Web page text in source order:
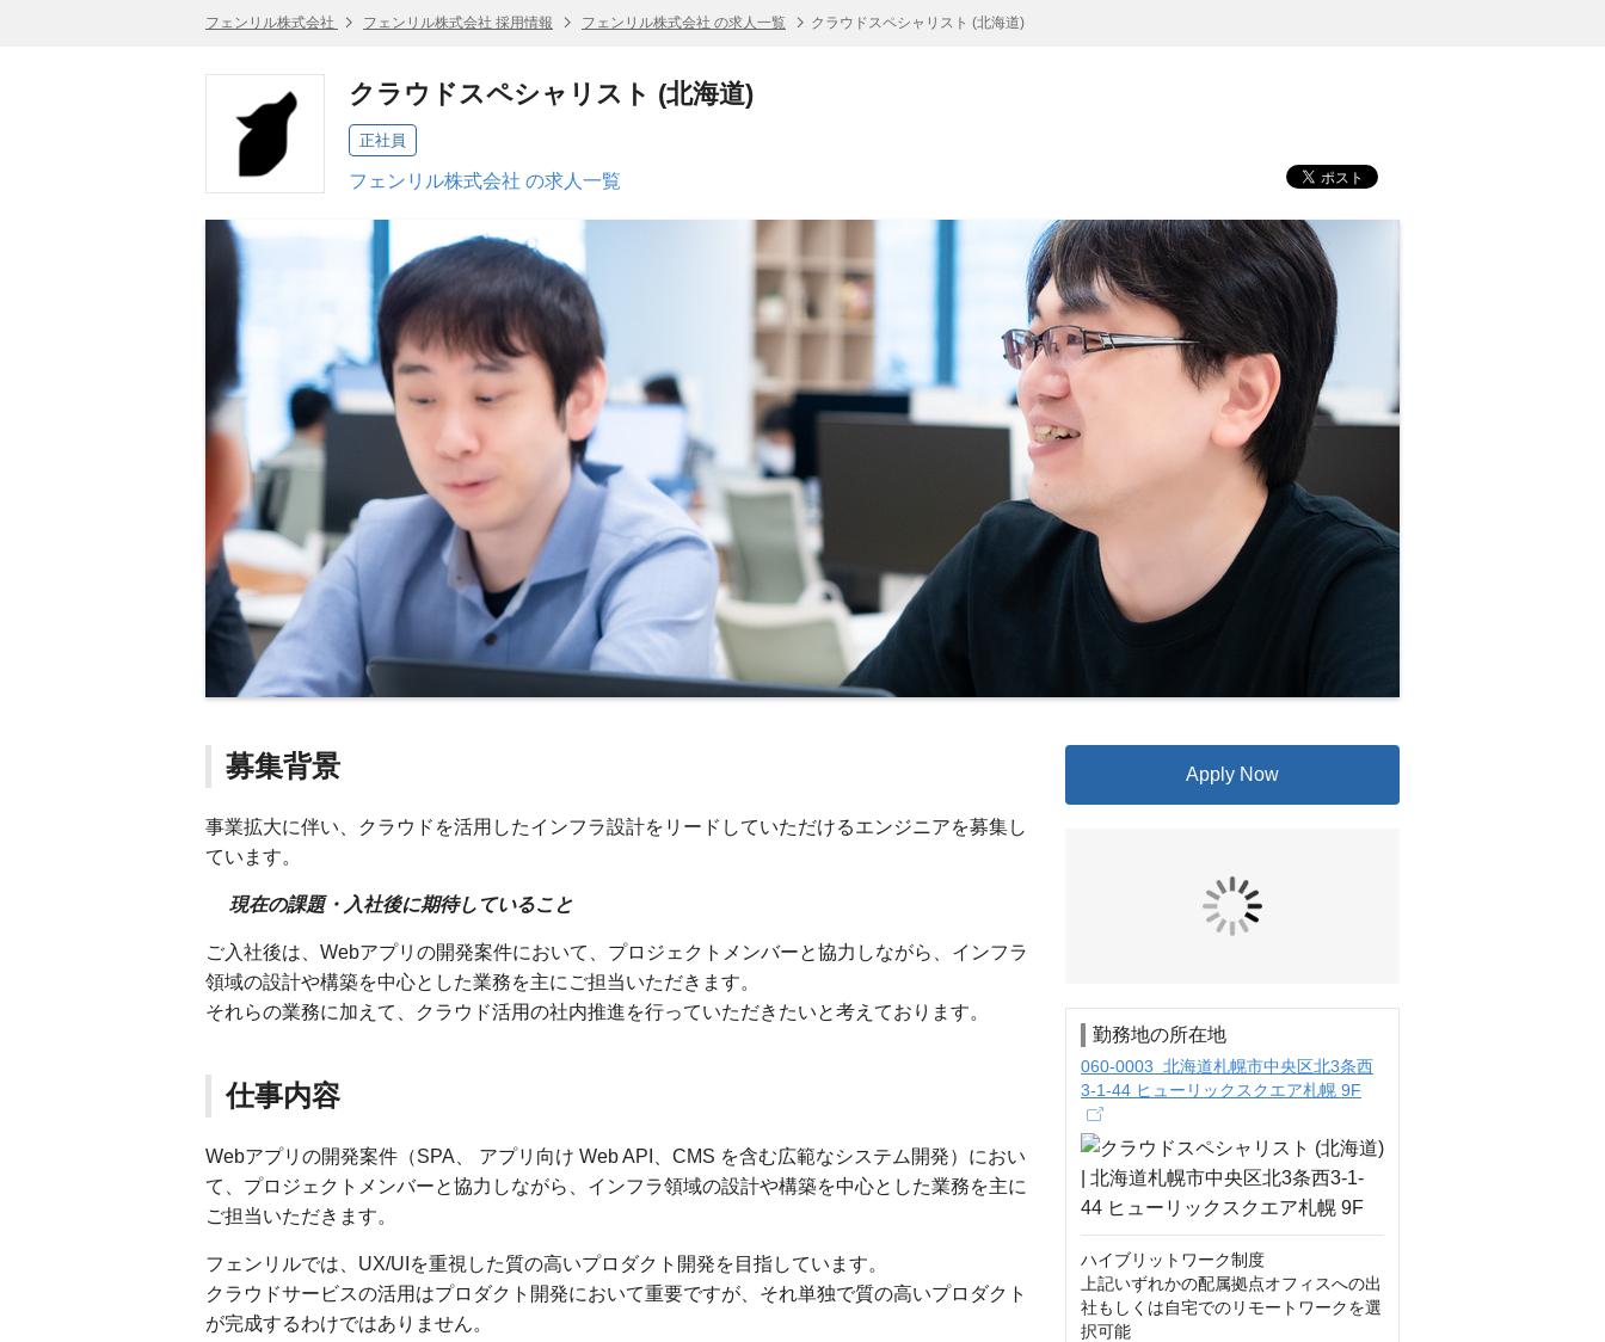
フェンリル株式会社 フェンリル株式会社 採用情報 フェンリル株式会社 の求人一覧 クラウドスペシャリスト (北海道)
クラウドスペシャリスト (北海道)
正社員
フェンリル株式会社 の求人一覧
募集背景
事業拡大に伴い、クラウドを活用したインフラ設計をリードしていただけるエンジニアを募集し
ています。
現在の課題・入社後に期待していること
ご入社後は、Webアプリの開発案件において、プロジェクトメンバーと協力しながら、インフラ
領域の設計や構築を中心とした業務を主にご担当いただきます。
それらの業務に加えて、クラウド活用の社内推進を行っていただきたいと考えております。
仕事内容
Webアプリの開発案件（SPA、 アプリ向け Web API、CMS を含む広範なシステム開発）におい
て、プロジェクトメンバーと協力しながら、インフラ領域の設計や構築を中心とした業務を主に
ご担当いただきます。
フェンリルでは、UX/UIを重視した質の高いプロダクト開発を目指しています。
クラウドサービスの活用はプロダクト開発において重要ですが、それ単独で質の高いプロダクト
が完成するわけではありません。
Apply Now
勤務地の所在地
060-0003 北海道札幌市中央区北3条西
3-1-44 ヒューリックスクエア札幌 9F
ハイブリットワーク制度
上記いずれかの配属拠点オフィスへの出
社もしくは自宅でのリモートワークを選
択可能